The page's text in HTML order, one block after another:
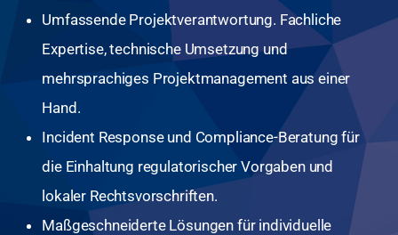
Umfassende Projektverantwortung. Fachliche
Expertise, technische Umsetzung und
mehrsprachiges Projektmanagement aus einer
Hand.
Incident Response und Compliance-Beratung für
die Einhaltung regulatorischer Vorgaben und
lokaler Rechtsvorschriften.
Maßgeschneiderte Lösungen für individuelle